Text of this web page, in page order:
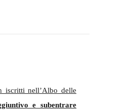
iscritti nell’Albo delle
e subentrare